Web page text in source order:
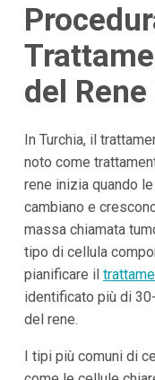
del
In Turchia, il
noto come
rene inizia quando
cambiano e
massa chiamata
tipo di cellula
pianificare il
identificato più di
del rene.
I tipi più comuni di